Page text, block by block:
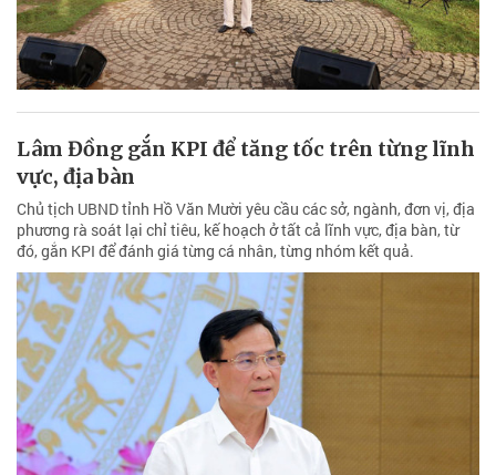
Lâm Đồng gắn KPI để tăng tốc trên từng lĩnh
vực, địa bàn
Chủ tịch UBND tỉnh Hồ Văn Mười yêu cầu các sở, ngành, đơn vị, địa
phương rà soát lại chỉ tiêu, kế hoạch ở tất cả lĩnh vực, địa bàn, từ
đó, gắn KPI để đánh giá từng cá nhân, từng nhóm kết quả.